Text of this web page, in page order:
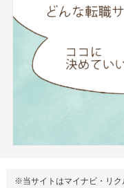
※当サイトはマイナビ・リク